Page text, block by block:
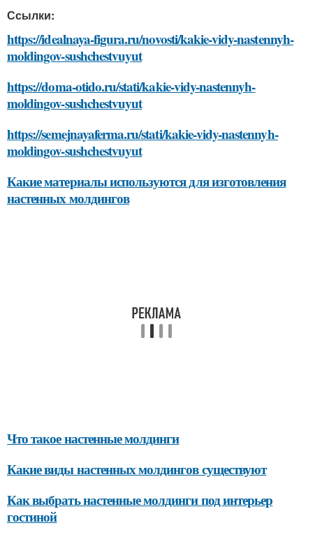
Ссылки:
https://idealnaya-figura.ru/novosti/kakie-vidy-nastennyh-
moldingov-sushchestvuyut
https://doma-otido.ru/stati/kakie-vidy-nastennyh-
moldingov-sushchestvuyut
https://semejnayaferma.ru/stati/kakie-vidy-nastennyh-
moldingov-sushchestvuyut
Какие материалы используются для изготовления
настенных молдингов
Что такое настенные молдинги
Какие виды настенных молдингов существуют
Как выбрать настенные молдинги под интерьер
гостиной